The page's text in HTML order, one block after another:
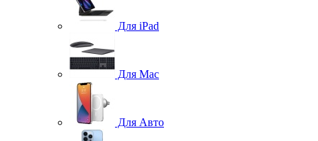
Для iPad
Для Mac
Для Авто